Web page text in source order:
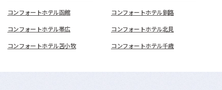
コンフォートホテル函館 コンフォートホテル釧路
コンフォートホテル帯広 コンフォートホテル北見
コンフォートホテル苫小牧 コンフォートホテル千歳